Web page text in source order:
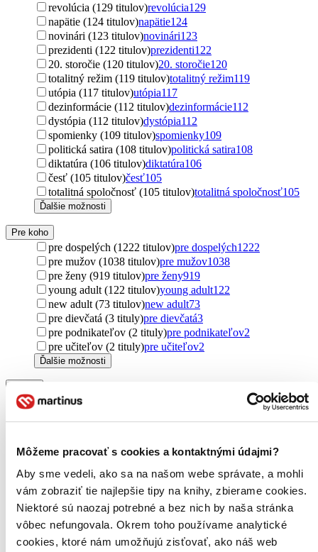
Môžeme pracovať s cookies a kontaktnými údajmi?
Aby sme vedeli, ako sa na našom webe správate, a mohli
vám zobraziť tie najlepšie tipy na knihy, zbierame cookies.
Niektoré sú naozaj potrebné a bez nich by naša stránka
vôbec nefungovala. Okrem toho používame analytické
cookies, ktoré nám umožňujú zisťovať, ako náš web
revolúcia (129 titulov)revolúcia129
napätie (124 titulov)napätie124
novinári (123 titulov)novinári123
prezidenti (122 titulov)prezidenti122
20. storočie (120 titulov)20. storočie120
totalitný režim (119 titulov)totalitný režim119
utópia (117 titulov)utópia117
dezinformácie (112 titulov)dezinformácie112
dystópia (112 titulov)dystópia112
spomienky (109 titulov)spomienky109
politická satira (108 titulov)politická satira108
diktatúra (106 titulov)diktatúra106
česť (105 titulov)česť105
totalitná spoločnosť (105 titulov)totalitná spoločnosť105
Ďalšie možnosti
Pre koho
pre dospelých (1222 titulov)pre dospelých1222
pre mužov (1038 titulov)pre mužov1038
pre ženy (919 titulov)pre ženy919
young adult (122 titulov)young adult122
new adult (73 titulov)new adult73
pre dievčatá (3 tituly)pre dievčatá3
pre podnikateľov (2 tituly)pre podnikateľov2
pre učiteľov (2 tituly)pre učiteľov2
Ďalšie možnosti
zahraničný (1297 titulov)
Spojené štáty (482 titulov)
Spojené štáty
482
Slovensko (270 titulov)Slovensko270
Taliansko (50 titulov)Taliansko 50
Francúzsko (45 titulov)Francúzsko45
severský (37 titulov) severský
Ukrajina (27 titulov)Ukrajina27
Nemecko (24 titulov)Nemecko24
Švédsko (23 titulov)Švédsko23